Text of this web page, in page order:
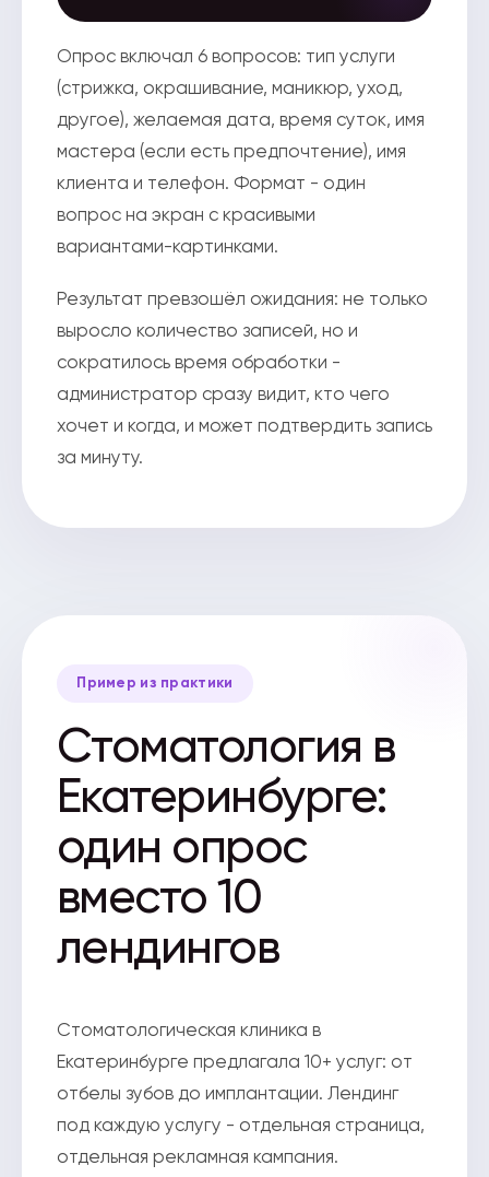
Опрос включал 6 вопросов: тип услуги
(стрижка, окрашивание, маникюр, уход,
другое), желаемая дата, время суток, имя
мастера (если есть предпочтение), имя
клиента и телефон. Формат - один
вопрос на экран с красивыми
вариантами-картинками.
Результат превзошёл ожидания: не только
выросло количество записей, но и
сократилось время обработки -
администратор сразу видит, кто чего
хочет и когда, и может подтвердить запись
за минуту.
Пример из практики
Стоматология в
Екатеринбурге:
один опрос
вместо 10
лендингов
Стоматологическая клиника в
Екатеринбурге предлагала 10+ услуг: от
отбелы зубов до имплантации. Лендинг
под каждую услугу - отдельная страница,
отдельная рекламная кампания.